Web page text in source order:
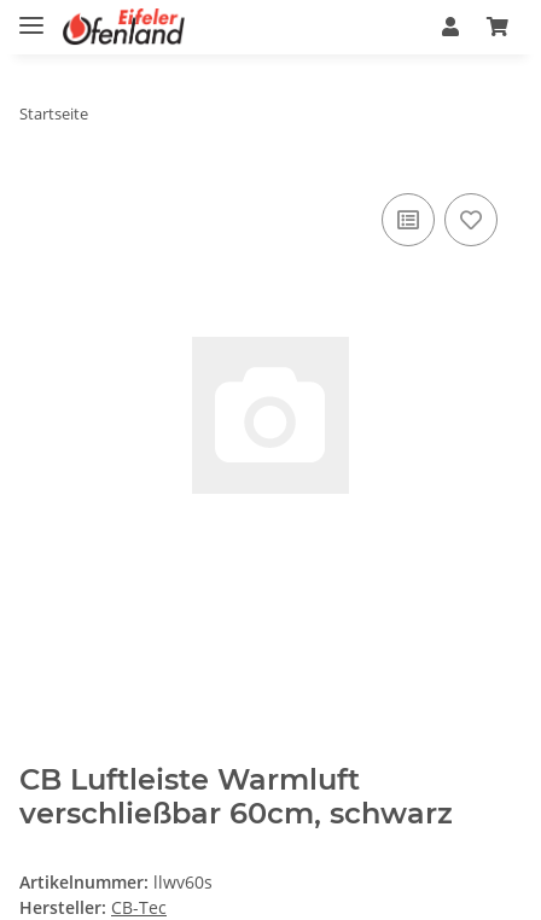
Startseite
CB Luftleiste Warmluft
verschließbar 60cm, schwarz
Artikelnummer: llwv60s
Hersteller: CB-Tec